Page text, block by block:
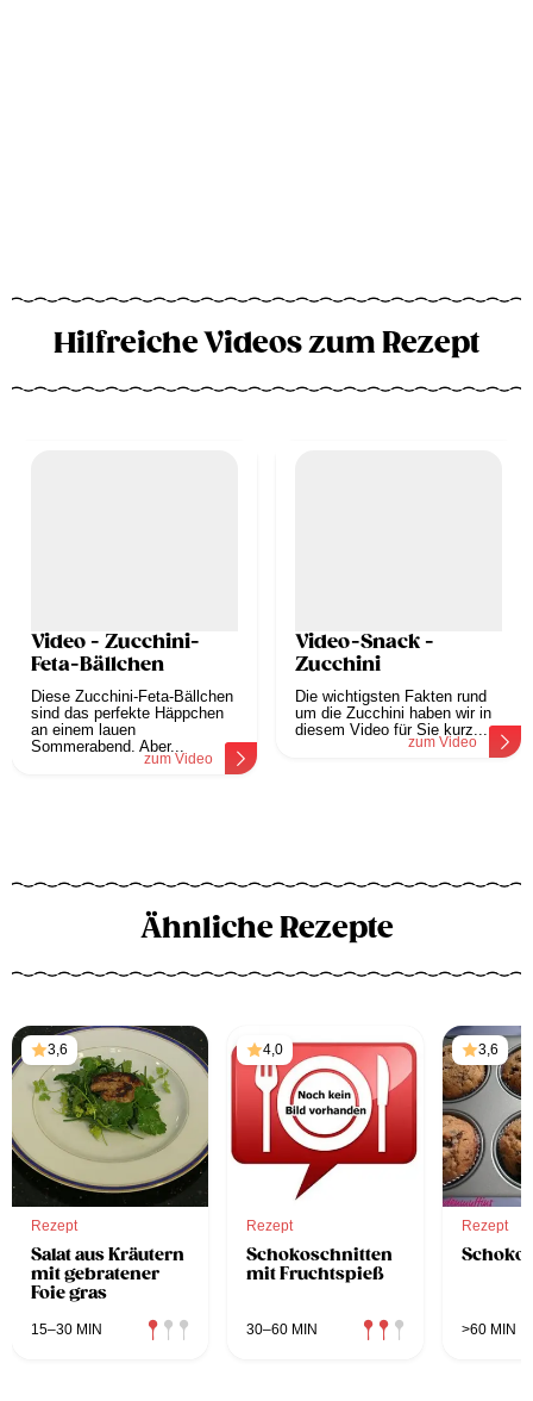
Hilfreiche Videos zum Rezept
Video - Zucchini-
Feta-Bällchen
Diese Zucchini-Feta-Bällchen
sind das perfekte Häppchen
an einem lauen
Sommerabend. Aber...
zum Video
Video-Snack -
Zucchini
Die wichtigsten Fakten rund
um die Zucchini haben wir in
diesem Video für Sie kurz...
zum Video
Ähnliche Rezepte
3,6
Rezept
Salat aus Kräutern
mit gebratener
Foie gras
15–30 MIN
4,0
Rezept
Schokoschnitten
mit Fruchtspieß
30–60 MIN
3,6
Rezept
>60 MIN